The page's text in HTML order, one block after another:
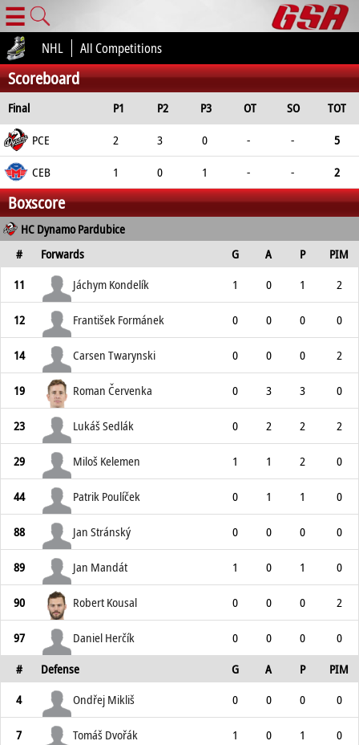
☰
NHL All Competitions
Scoreboard
Final P1 P2 P3 OT SO
TOT
PCE
2 3 0 - -
5
CEB
1 0 1 - - 2
Boxscore
HC Dynamo Pardubice
#
Forwards G A P
PIM
11
Jáchym Kondelík 1 0 1 2
12 František Formánek 0 0 0 0
14 Carsen Twarynski 0 0 0 2
19 Roman Červenka 0 3 3 0
23 Lukáš Sedlák 0 2 2 2
29 Miloš Kelemen 1 1 2 0
44 Patrik Poulíček 0 1 1 0
88 Jan Stránský 0 0 0 0
89 Jan Mandát 1 0 1 0
90 Robert Kousal 0 0 0 2
97 Daniel Herčík 0 0 0
0
#
Defense G A P
PIM
4
Ondřej Mikliš 0 0 0 0
7 Tomáš Dvořák 1 0 1 0